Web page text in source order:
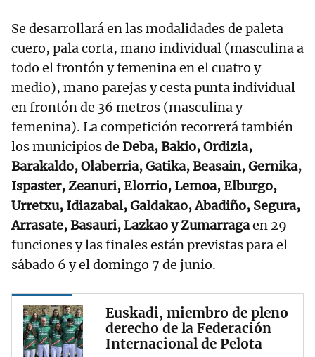
Se desarrollará en las modalidades de paleta
cuero, pala corta, mano individual (masculina a
todo el frontón y femenina en el cuatro y
medio), mano parejas y cesta punta individual
en frontón de 36 metros (masculina y
femenina). La competición recorrerá también
los municipios de Deba, Bakio, Ordizia,
Barakaldo, Olaberria, Gatika, Beasain, Gernika,
Ispaster, Zeanuri, Elorrio, Lemoa, Elburgo,
Urretxu, Idiazabal, Galdakao, Abadiño, Segura,
Arrasate, Basauri, Lazkao y Zumarragaen 29
funciones y las finales están previstas para el
sábado 6 y el domingo 7 de junio.
Euskadi, miembro de pleno
derecho de la Federación
Internacional de Pelota